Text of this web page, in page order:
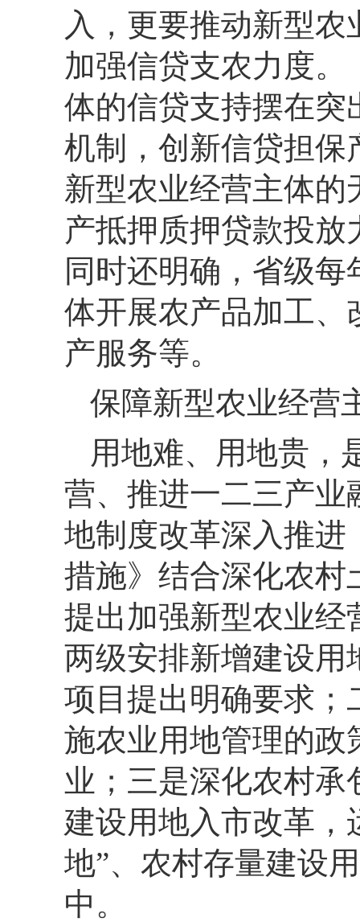
入， 更要推动新型农
加强信贷支农力度。
体的信贷支持摆在突
机制， 创新信贷担保
新型农业经营主体的
产抵押质押贷款投放
同时还明确， 省级每
体开展农产品加工、
产服务等。
保障新型农业经营
用地难、 用地贵，
营、 推进一二三产业
地制度改革深入推进
措施》结合深化农村
提出加强新型农业经
两级安排新增建设用
项目提出明确要求；
施农业用地管理的政
业； 三是深化农村承
建设用地入市改革，
地”、 农村存量建设
中。